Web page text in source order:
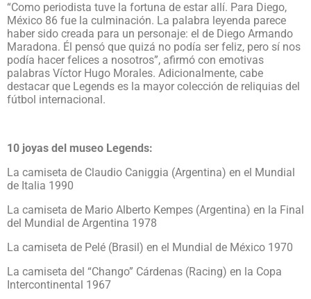
“Como periodista tuve la fortuna de estar allí. Para Diego,
México 86 fue la culminación. La palabra leyenda parece
haber sido creada para un personaje: el de Diego Armando
Maradona. Él pensó que quizá no podía ser feliz, pero sí nos
podía hacer felices a nosotros”, afirmó con emotivas
palabras Víctor Hugo Morales. Adicionalmente, cabe
destacar que Legends es la mayor colección de reliquias del
fútbol internacional.
10 joyas del museo Legends:
La camiseta de Claudio Caniggia (Argentina) en el Mundial
de Italia 1990
La camiseta de Mario Alberto Kempes (Argentina) en la Final
del Mundial de Argentina 1978
La camiseta de Pelé (Brasil) en el Mundial de México 1970
La camiseta del “Chango” Cárdenas (Racing) en la Copa
Intercontinental 1967